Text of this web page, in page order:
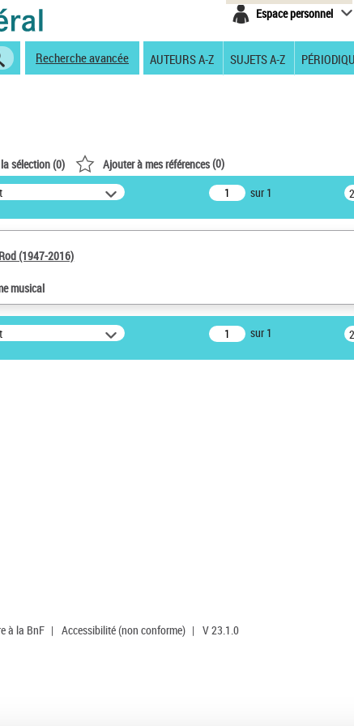
Espace personnel
Recherche avancée AUTEURS A-Z SUJETS A-Z
sélection (0) Ajouter à mes références(0)
sur 1
(1947-2016)
musical
sur 1
à la BnF | Accessibilité (non conforme) | V 23.1.0